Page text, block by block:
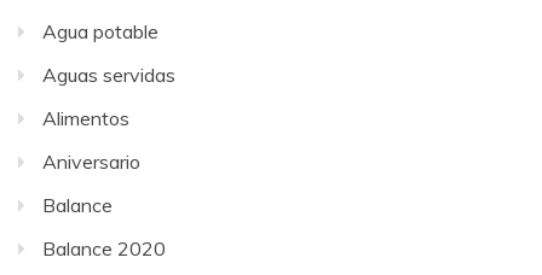
Agua potable
Aguas servidas
Alimentos
Aniversario
Balance
Balance 2020